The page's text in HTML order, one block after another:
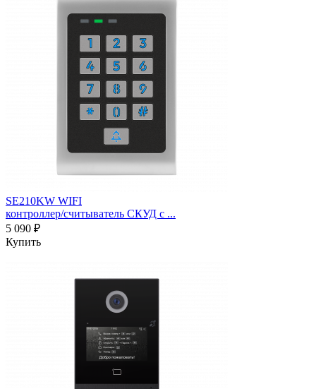
SE210KW WIFI
контроллер/считыватель СКУД c ...
5 090 ₽
Купить